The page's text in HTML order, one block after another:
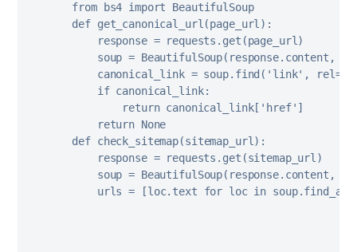
from bs4 import BeautifulSoup
def get_canonical_url (page_url ) :
    response
= requests . get (page_url )
    soup
= BeautifulSoup( response. content ,
    canonical_link
= soup. find ( 'link' , rel=
if canonical_link:
return canonical_link[ 'href' ]
return None
def check_sitemap(sitemap_url ) :
    response
= requests . get (sitemap_url )
    soup
= BeautifulSoup( response. content ,
    urls
= [loc. text for loc in soup.find_all